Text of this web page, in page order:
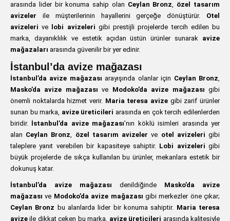
arasında lider bir konuma sahip olan Ceylan Bronz, özel tasarım
avizeler ile müşterilerinin hayallerini gerçeğe dönüştürür. Otel
avizeleri ve lobi avizeleri gibi prestijli projelerde tercih edilen bu
marka, dayanıklılık ve estetik açıdan üstün ürünler sunarak avize
mağazaları arasında güvenilir bir yer edinir.
İstanbul’da avize mağazası
İstanbul’da avize mağazası arayışında olanlar için Ceylan Bronz,
Masko’da avize mağazası ve Modoko’da avize mağazası gibi
önemli noktalarda hizmet verir. Maria teresa avize gibi zarif ürünler
sunan bu marka, avize üreticileri arasında en çok tercih edilenlerden
biridir. İstanbul’da avize mağazası’nın köklü isimleri arasında yer
alan Ceylan Bronz, özel tasarım avizeler ve otel avizeleri gibi
taleplere yanıt verebilen bir kapasiteye sahiptir. Lobi avizeleri gibi
büyük projelerde de sıkça kullanılan bu ürünler, mekanlara estetik bir
dokunuş katar.
İstanbul’da avize mağazası denildiğinde Masko’da avize
mağazası ve Modoko’da avize mağazası gibi merkezler öne çıkar;
Ceylan Bronz bu alanlarda lider bir konuma sahiptir. Maria teresa
avize ile dikkat çeken bu marka, avize üreticileri arasında kalitesiyle